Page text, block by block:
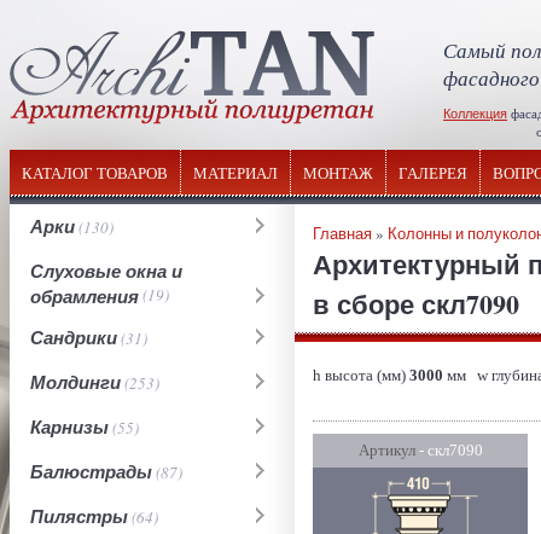
Самый
Коллекция
КАТАЛОГ ТОВАРОВ МАТЕРИАЛ МОНТАЖ ГАЛЕРЕЯ
Арки(130)
Слуховые окна и
обрамления(19)
Сандрики(31)
Молдинги(253)
Карнизы(55)
Балюстрады(87)
Пилястры(64)
Главная» Колонны и
Архитектурный
в сборе скл7090
h высота (мм) 3000 мм w
Артикул- скл7090